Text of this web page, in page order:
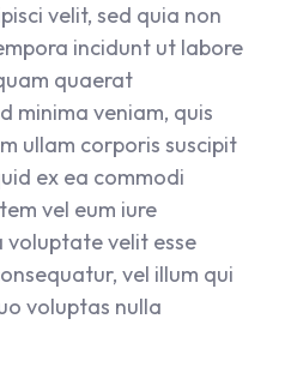
velit, sed quia non
incidunt ut labore
quaerat
minima veniam, quis
ullam corporis suscipit
ex ea commodi
vel eum iure
voluptate velit esse
vel illum qui
voluptas nulla